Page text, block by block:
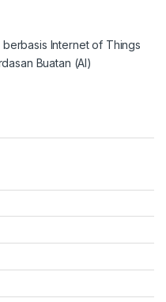
berbasis Internet of Things
Buatan (AI)